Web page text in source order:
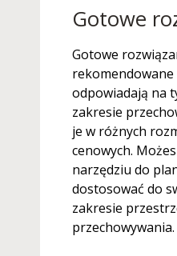
Gotowe
Gotowe
odpowiadają na
zakresie
je w różnych
cenowych.
narzędziu do
dostosować do
zakresie
przechowywania.